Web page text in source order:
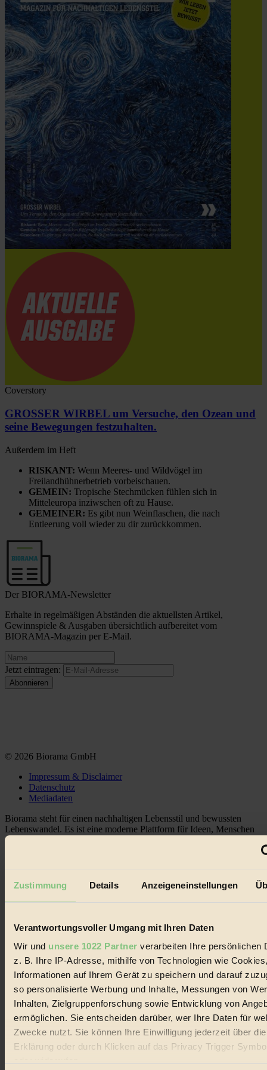
Zustimmung Details Anzeigeneinstellungen
Verantwortungsvoller Umgang mit Ihren Daten
Wir und unsere 1022 Partner verarbeiten Ihre persönlichen
z. B. Ihre IP-Adresse, mithilfe von Technologien wie
Informationen auf Ihrem Gerät zu speichern und darauf
so personalisierte Werbung und Inhalte, Messungen von
Inhalten, Zielgruppenforschung sowie Entwicklung von
ermöglichen. Sie entscheiden darüber, wer Ihre Daten für
Zwecke nutzt. Sie können Ihre Einwilligung jederzeit über
Erklärung oder durch Klicken auf das Privacy Trigger
Coverstory
GROSSER WIRBEL um Versuche, den Ozean und
seine Bewegungen festzuhalten.
Außerdem im Heft
RISKANT: Wenn Meeres- und Wildvögel im
Freilandhühnerbetrieb vorbeischauen.
GEMEIN: Tropische Stechmücken fühlen sich in
Mitteleuropa inziwschen oft zu Hause.
GEMEINER: Es gibt nun Weinflaschen, die nach
Entleerung voll wieder zu dir zurückkommen.
Der BIORAMA-Newsletter
Erhalte in regelmäßigen Abständen die aktuellsten Artikel,
Gewinnspiele & Ausgaben übersichtlich aufbereitet vom
BIORAMA-Magazin per E-Mail.
Jetzt eintragen:
© 2026 Biorama GmbH
Impressum & Disclaimer
Datenschutz
Mediadaten
Biorama steht für einen nachhaltigen Lebensstil und bewussten
Lebenswandel. Es ist eine moderne Plattform für Ideen, Menschen
und Produkte, ein Leitfaden im schnell wachsenden Markt des
Social Media
22.601 Fans auf Facebook
3.415 Follower auf Twitter
Themen
Bio
Nachhaltigkeit
Vegan